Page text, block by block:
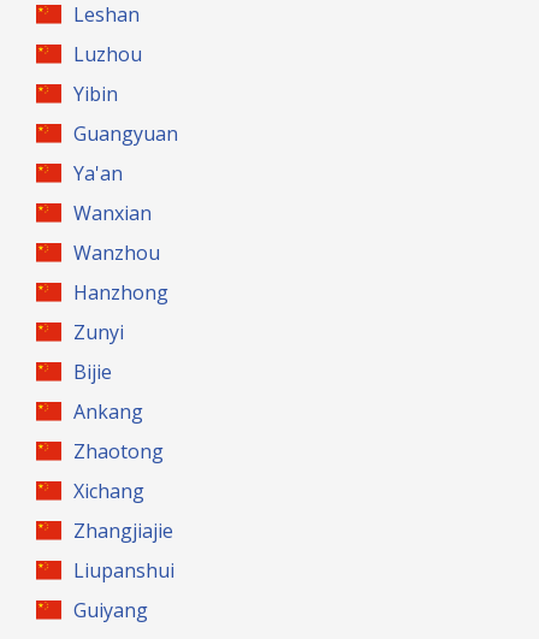
Leshan
Luzhou
Yibin
Guangyuan
Ya'an
Wanxian
Wanzhou
Hanzhong
Zunyi
Bijie
Ankang
Zhaotong
Xichang
Zhangjiajie
Liupanshui
Guiyang